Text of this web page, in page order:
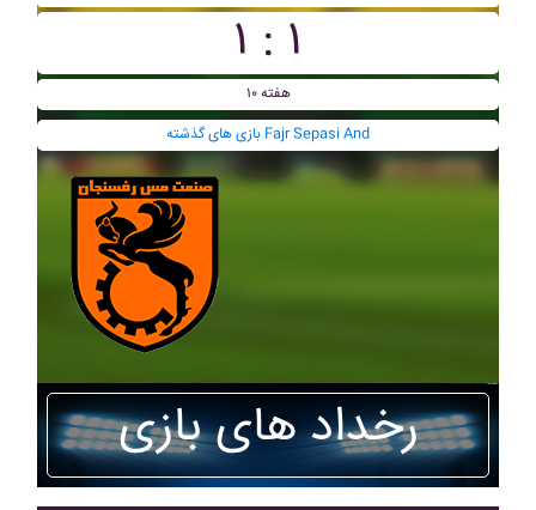
۱ : ۱
هفته ۱۰
بازی های گذشته Fajr Sepasi And
رخداد های بازی